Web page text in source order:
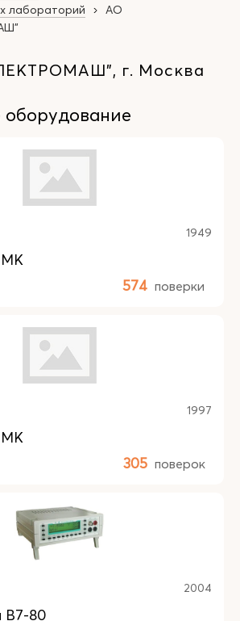
лабораторий
АО
г. Москва
1949
МК
574 поверки
1997
МК
305 поверок
2004
В7-80